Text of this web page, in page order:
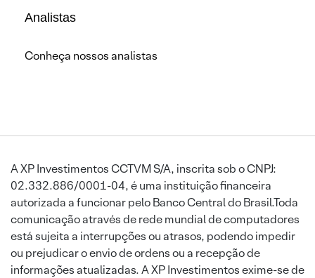
Analistas
Conheça nossos analistas
A XP Investimentos CCTVM S/A, inscrita sob o CNPJ:
02.332.886/0001-04, é uma instituição financeira
autorizada a funcionar pelo Banco Central do Brasil.Toda
comunicação através de rede mundial de computadores
está sujeita a interrupções ou atrasos, podendo impedir
ou prejudicar o envio de ordens ou a recepção de
informações atualizadas. A XP Investimentos exime-se de